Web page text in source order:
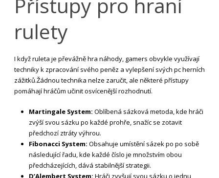
rulety
I když ruleta je převážně hra náhody, gamers obvykle využívají
techniky k zpracování svého peněz a vylepšení svých pc herních
zážitků.Žádnou technika nelze zaručit, ale některé přístupy
pomáhají hráčům učinit osvícenější rozhodnutí.
Martingale System: Oblíbená sázková metoda, kde hráči
zvýší svou sázku po každé prohře, snažíc se zotavit
předchozí ztráty výhrou.
Fibonacci System: Obsahuje umístění sázek po po sobě
následující řadu, kde každé číslo je množstvím obou
předcházejících, dává stabilnější strategii.
D’Alembert System: Hráči zvyšují svou sázku o jednu